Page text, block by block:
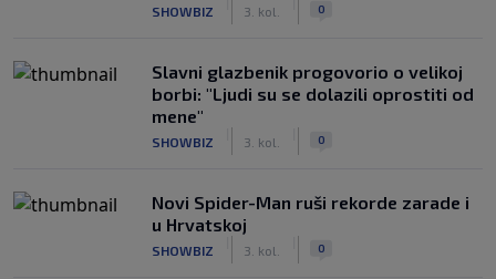
SHOWBIZ 3. kol. 0
Slavni glazbenik progovorio o velikoj
borbi: "Ljudi su se dolazili oprostiti od
mene"
SHOWBIZ 3. kol. 0
Novi Spider-Man ruši rekorde zarade i
u Hrvatskoj
SHOWBIZ 3. kol. 0